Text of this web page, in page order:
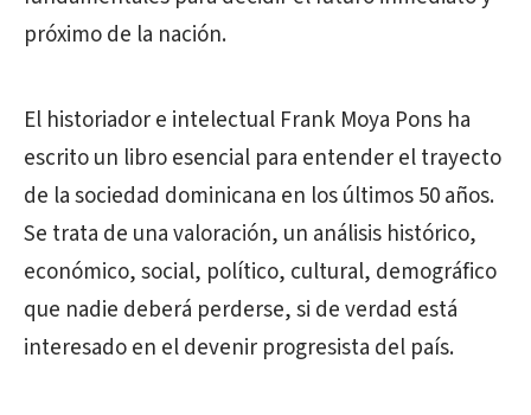
próximo de la nación.
El historiador e intelectual Frank Moya Pons ha
escrito un libro esencial para entender el trayecto
de la sociedad dominicana en los últimos 50 años.
Se trata de una valoración, un análisis histórico,
económico, social, político, cultural, demográfico
que nadie deberá perderse, si de verdad está
interesado en el devenir progresista del país.